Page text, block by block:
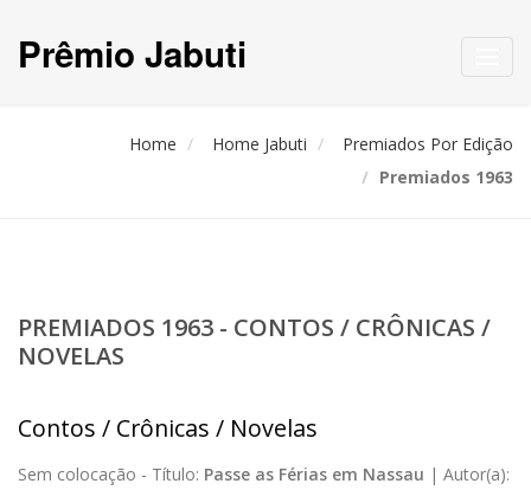
Prêmio Jabuti
Home Home Jabuti
Premiados Por Edição
Premiados 1963
PREMIADOS 1963 - CONTOS / CRÔNICAS /
NOVELAS
Contos / Crônicas / Novelas
Sem colocação - Título: Passe as Férias em Nassau | Autor(a):